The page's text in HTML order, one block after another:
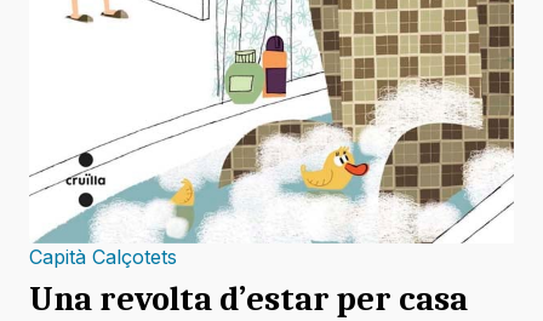
Capità Calçotets
Una revolta d’estar per casa